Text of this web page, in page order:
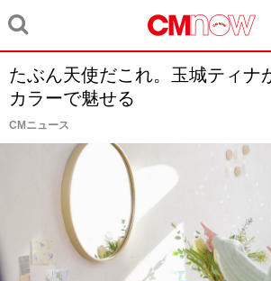
たぶん天使だこれ。玉城ティナ
カラーで魅せる
CMニュース